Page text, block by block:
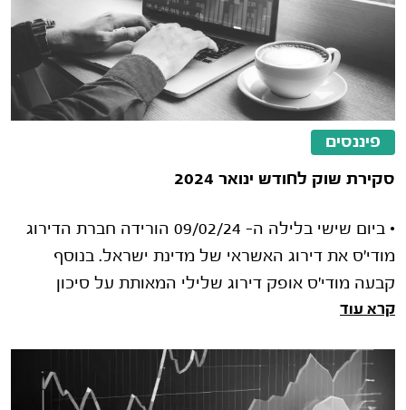
פיננסים
סקירת שוק לחודש ינואר 2024
• ביום שישי בלילה ה- 09/02/24 הורידה חברת הדירוג
מודי'ס את דירוג האשראי של מדינת ישראל. בנוסף
קבעה מודי'ס אופק דירוג שלילי המאותת על סיכון
להורדת דירוג נוספת בהמשך. • עם
קרא עוד